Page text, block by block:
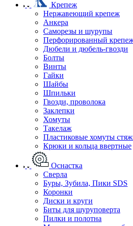
Крепеж
Нержавеющий крепеж
Анкера
Саморезы и шурупы
Перфорированный
Дюбели и дюбель-гвозди
Болты
Винты
Гайки
Шайбы
Шпильки
Гвозди, проволока
Заклепки
Хомуты
Такелаж
Пластиковые хомуты
Крюки и кольца ввертные
Оснастка
Сверла
Буры, Зубила, Пики SDS
Коронки
Диски и круги
Биты для шуруповерта
Пилки и полотна